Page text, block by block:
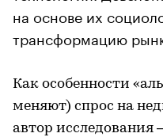
на основе их
трансформацию
Как особенности
меняют) спрос на
автор исследования